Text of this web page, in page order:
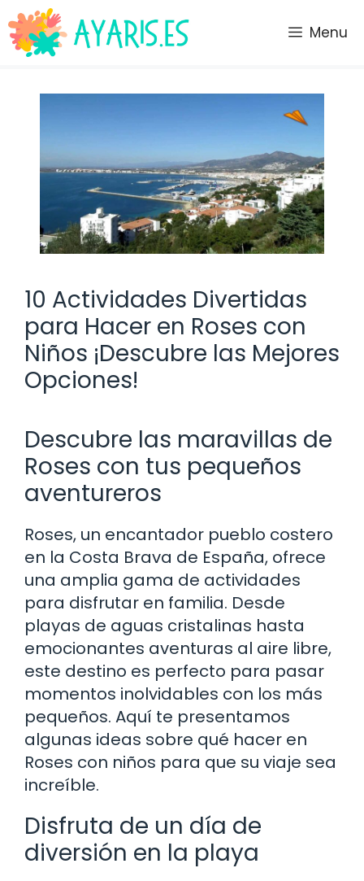
Saltar
al
contenido
Menu
10 Actividades Divertidas
para Hacer en Roses con
Niños ¡Descubre las Mejores
Opciones!
Descubre las maravillas de
Roses con tus pequeños
aventureros
Roses, un encantador pueblo costero
en la Costa Brava de España, ofrece
una amplia gama de actividades
para disfrutar en familia. Desde
playas de aguas cristalinas hasta
emocionantes aventuras al aire libre,
este destino es perfecto para pasar
momentos inolvidables con los más
pequeños. Aquí te presentamos
algunas ideas sobre qué hacer en
Roses con niños para que su viaje sea
increíble.
Disfruta de un día de
diversión en la playa